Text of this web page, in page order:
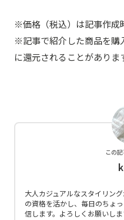
※価格（税込）は記事作成
※記事で紹介した商品を購
に還元されることがありま
この
大人カジュアルなスタイリン
の資格を活かし、毎日のちょ
信します。よろしくお願いし